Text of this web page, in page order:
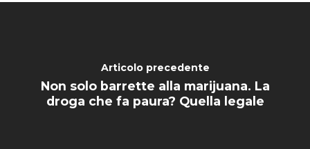
Articolo precedente
Non solo barrette alla marijuana. La
droga che fa paura? Quella legale